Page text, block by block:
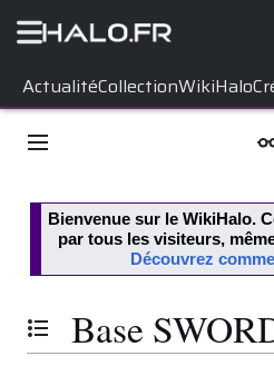
ActualitéCollectionWikiHalo
contenu
Menu principal
Bienvenue sur le WikiHalo.
par tous les visiteurs,
Découvrez
Basculer la table des matières
Base